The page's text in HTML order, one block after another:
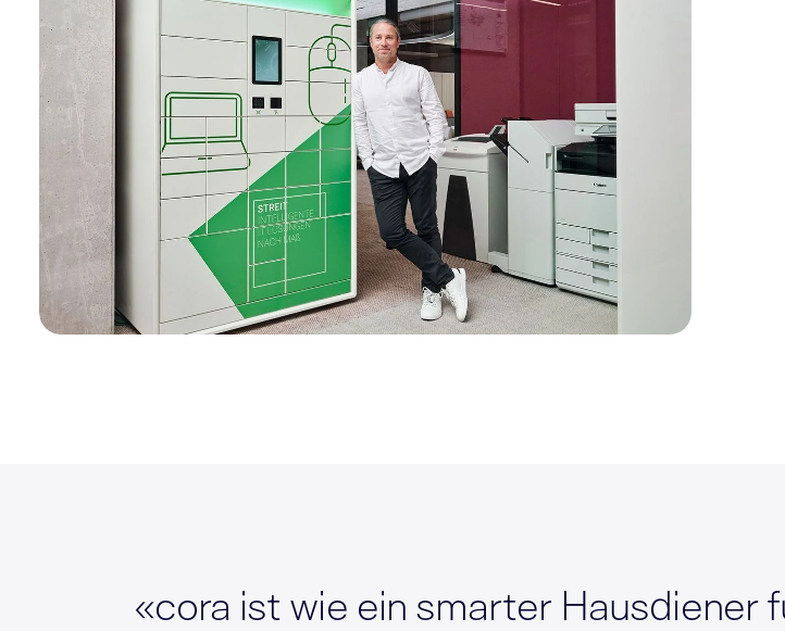
«cora ist wie ein smarter Hausdiener